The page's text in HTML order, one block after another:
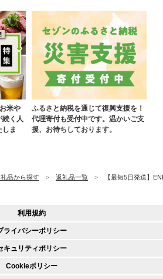
米や
続く人
ま
ふるさと納税を通じて復興支援を！
代理寄付も受付中です。温かいご支
援、お待ちしております。
礼品から探す 返礼品一覧 【最短5日発送】
利用規約
ライバシーポリシー
キュリティポリシー
Cookieポリシー